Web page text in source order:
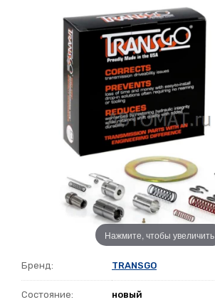
Нажмите, чтобы увеличить
Бренд: TRANSGO
Состояние: новый